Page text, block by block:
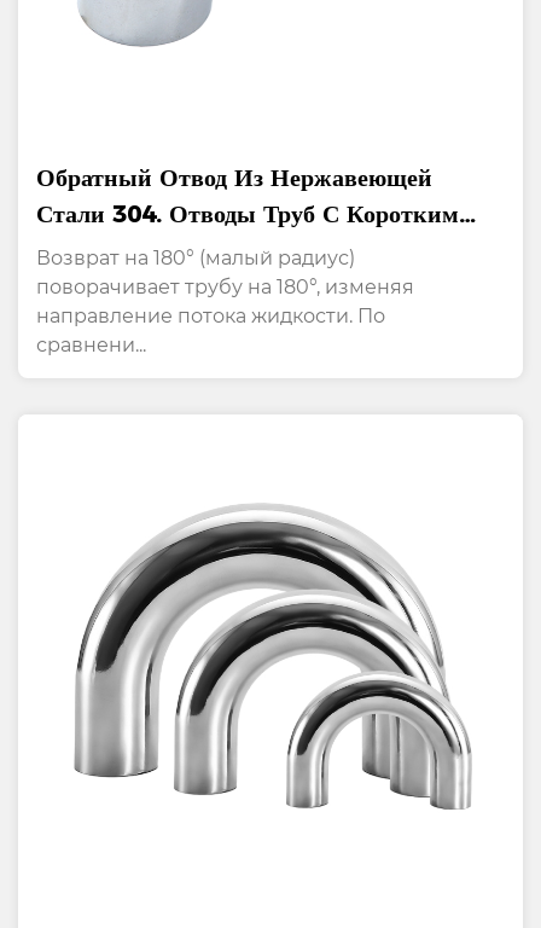
Обратный Отвод Из Нержавеющей
Стали 304. Отводы Труб С Коротким
Радиусом 180°.
Возврат на 180° (малый радиус)
поворачивает трубу на 180°, изменяя
направление потока жидкости. По
сравнени...